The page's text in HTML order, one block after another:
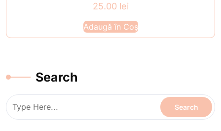
25.00 lei
Adaugă în Coș
Search